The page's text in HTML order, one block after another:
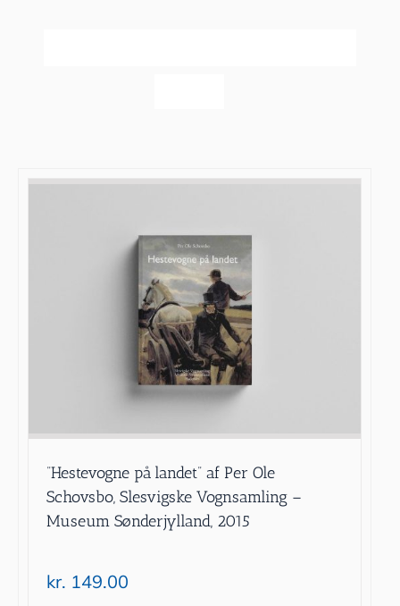
”Hestevogne på landet” af Per Ole
Schovsbo, Slesvigske Vognsamling –
Museum Sønderjylland, 2015
kr. 149.00